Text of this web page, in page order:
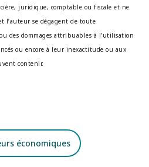
juridique, comptable ou fiscale et ne
l’auteur se dégagent de toute
des dommages attribuables à l’utilisation
ou encore à leur inexactitude ou aux
contenir.
économiques